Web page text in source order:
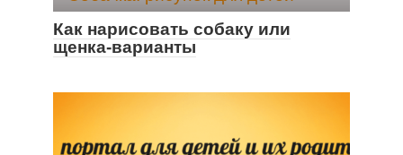
Как нарисовать собаку или
щенка-варианты